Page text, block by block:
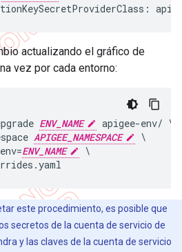
actualizando el gráfico de
vez por cada entorno:
ENV_NAME
apigee-env/ \
APIGEE_NAMESPACE
\
ENV_NAME
\
este procedimiento, es posible que
secretos de la cuenta de servicio de
y las claves de la cuenta de servicio